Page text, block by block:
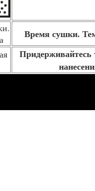
Время сушки.
Придерживайтесь